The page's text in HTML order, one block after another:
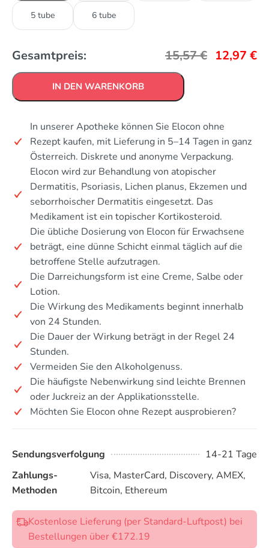
5 tube 6 tube
Gesamtpreis: 15,57€ 12,97 €
IN DEN WARENKORB
In unserer Apotheke können Sie Elocon ohne
Rezept kaufen, mit Lieferung in 5–14 Tagen in ganz
Österreich. Diskrete und anonyme Verpackung.
Elocon wird zur Behandlung von atopischer
Dermatitis, Psoriasis, Lichen planus, Ekzemen und
seborrhoischer Dermatitis eingesetzt. Das
Medikament ist ein topischer Kortikosteroid.
Die übliche Dosierung von Elocon für Erwachsene
beträgt, eine dünne Schicht einmal täglich auf die
betroffene Stelle aufzutragen.
Die Darreichungsform ist eine Creme, Salbe oder
Lotion.
Die Wirkung des Medikaments beginnt innerhalb
von 24 Stunden.
Die Dauer der Wirkung beträgt in der Regel 24
Stunden.
Vermeiden Sie den Alkoholgenuss.
Die häufigste Nebenwirkung sind leichte Brennen
oder Juckreiz an der Applikationsstelle.
Möchten Sie Elocon ohne Rezept ausprobieren?
Sendungsverfolgung
14-21 Tage
Zahlungs-
Methoden
Visa, MasterCard, Discovery, AMEX,
Bitcoin, Ethereum
Kostenlose Lieferung (per Standard-Luftpost) bei
Bestellungen über €172.19